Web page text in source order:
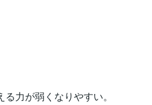
力が弱くなりやすい。